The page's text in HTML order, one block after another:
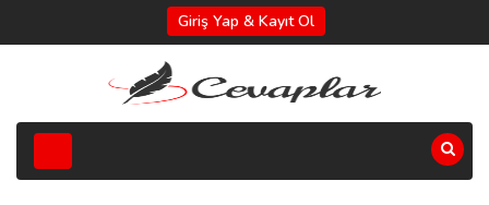
Giriş Yap & Kayıt Ol